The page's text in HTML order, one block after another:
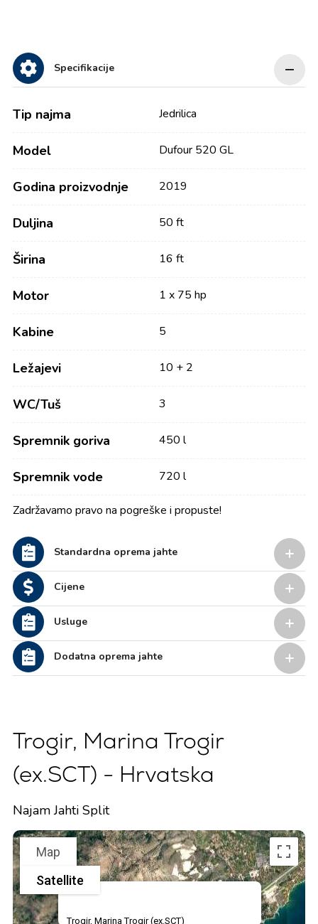
Specifikacije
Tip najma Jedrilica
Model Dufour 520 GL
Godina proizvodnje 2019
Duljina 50 ft
Širina 16 ft
Motor 1 x 75 hp
Kabine 5
Ležajevi 10 + 2
WC/Tuš 3
Spremnik goriva 450 l
Spremnik vode 720 l
Zadržavamo pravo na pogreške i propuste!
Standardna oprema jahte
Cijene
Usluge
Dodatna oprema jahte
Trogir, Marina Trogir
(ex.SCT) - Hrvatska
Najam Jahti Split
Trogir, Marina Trogir (ex.SCT)
Map
Satellite